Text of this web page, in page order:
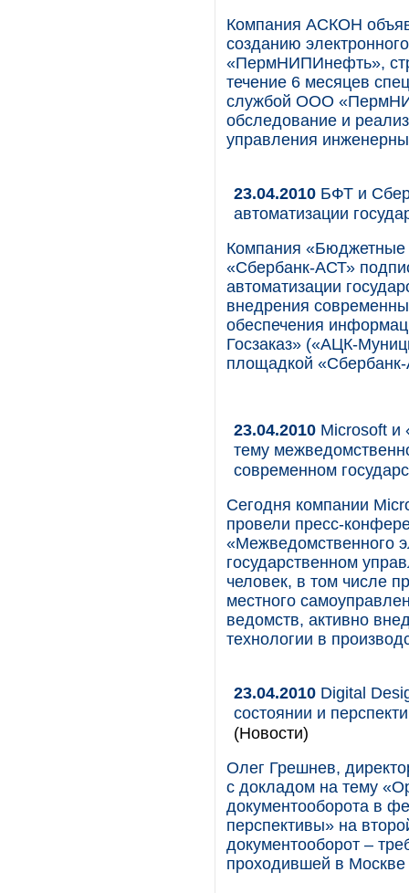
Компания АСКОН
созданию
«ПермНИПИнефть»,
течение 6 месяцев
службой ООО
обследование и
управления
23.04.2010 БФТ и
автоматизации
Компания
«Сбербанк-АСТ»
автоматизации
внедрения
обеспечения
Госзаказ» («АЦК-
площадкой
23.04.2010 Microsoft и
тему
современном
Сегодня компании
провели пресс-
«Межведомственного
государственном
человек, в том числе
местного
ведомств, активно
технологии в
23.04.2010 Digital
состоянии и
(Новости)
Олег Грешнев,
с докладом на тему
документооборота в
перспективы» на
документооборот –
проходившей в